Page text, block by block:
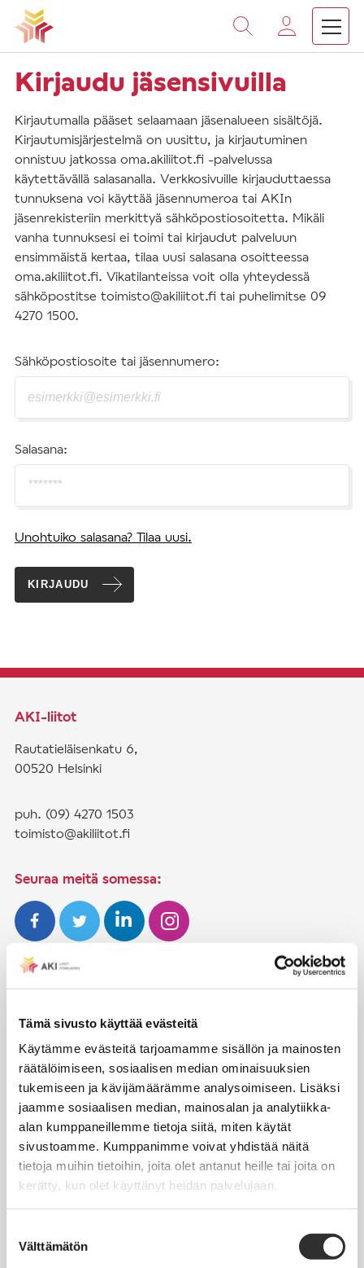
Tämä sivusto käyttää evästeitä
Käytämme evästeitä tarjoamamme sisällön ja mainosten
räätälöimiseen, sosiaalisen median ominaisuuksien
tukemiseen ja kävijämäärämme analysoimiseen. Lisäksi
jaamme sosiaalisen median, mainosalan ja analytiikka-
alan kumppaneillemme tietoja siitä, miten käytät
sivustoamme. Kumppanimme voivat yhdistää näitä
tietoja muihin tietoihin, joita olet antanut heille tai joita on
kerätty, kun olet käyttänyt heidän palvelujaan.
valinta
Välttämätön
Vieritä
sisältöön
Kirjaudu jäsensivuilla
Kirjautumalla pääset selaamaan jäsenalueen sisältöjä.
Kirjautumisjärjestelmä on uusittu, ja kirjautuminen
onnistuu jatkossa oma.akiliitot.fi -palvelussa
käytettävällä salasanalla. Verkkosivuille kirjauduttaessa
tunnuksena voi käyttää jäsennumeroa tai AKIn
jäsenrekisteriin merkittyä sähköpostiosoitetta. Mikäli
vanha tunnuksesi ei toimi tai kirjaudut palveluun
ensimmäistä kertaa, tilaa uusi salasana osoitteessa
oma.akiliitot.fi. Vikatilanteissa voit olla yhteydessä
sähköpostitse toimisto@akiliitot.fi tai puhelimitse 09
4270 1500.
Sähköpostiosoite tai jäsennumero:
Salasana:
Unohtuiko salasana? Tilaa uusi.
KIRJAUDU
AKI-liitot
Rautatieläisenkatu 6,
00520 Helsinki
puh. (09) 4270 1503
toimisto@akiliitot.fi
Seuraa meitä somessa:
Henkilöjäsenyys
Liittojäsenyys
Jäsenmaksujen työnantajaperintä
Jäsentietojen päivittäminen
Matkalaskut
AJANKOHTAISTA